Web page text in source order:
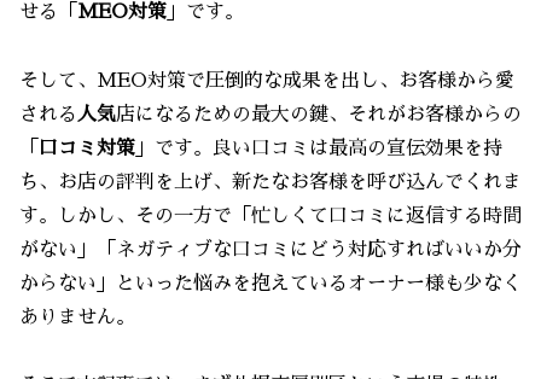
せる「 MEO対策 」です。
そして、MEO対策で圧倒的な成果を出し、お客様から愛
される 人気店になるための最大の鍵、それがお客様からの
「 口コミ対策 」です。良い口コミは最高の宣伝効果を持
ち、お店の評判を上げ、新たなお客様を呼び込んでくれま
す。しかし、その一方で「忙しくて口コミに返信する時間
がない」「ネガティブな口コミにどう対応すればいいか分
からない」といった悩みを抱えているオーナー様も少なく
ありません。